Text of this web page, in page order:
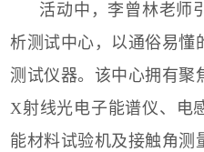
活动中，李曾林老师
析测试中心，以通俗易懂
测试仪器。该中心拥有聚
X射线光电子能谱仪、电
能材料试验机及接触角测